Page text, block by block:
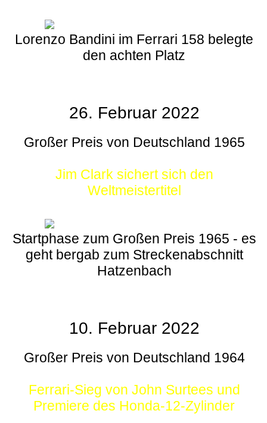
Lorenzo Bandini im Ferrari 158 belegte
den achten Platz
26. Februar 2022
Großer Preis von Deutschland 1965
Jim Clark sichert sich den
Weltmeistertitel
Startphase zum Großen Preis 1965 - es
geht bergab zum Streckenabschnitt
Hatzenbach
10. Februar 2022
Großer Preis von Deutschland 1964
Ferrari-Sieg von John Surtees und
Premiere des Honda-12-Zylinder